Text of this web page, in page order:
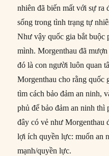
nhiên đã biến mất với sự ra
sống trong tình trạng tự
Như vậy quốc gia bắt buộc
mình. Morgenthau đã
đó là con người luôn quan
Morgenthau cho rằng quốc
tìm cách bảo đảm an ninh,
phủ để bảo đảm an ninh thì
đây có vẻ như Morgenthau
lợi ích quyền lực: muốn an
mạnh/quyền lực.